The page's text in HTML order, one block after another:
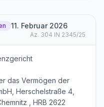
11. Februar 2026
Az. 304 IN 2345/25
das Vermögen der
Herschelstraße 4,
, HRB 2622